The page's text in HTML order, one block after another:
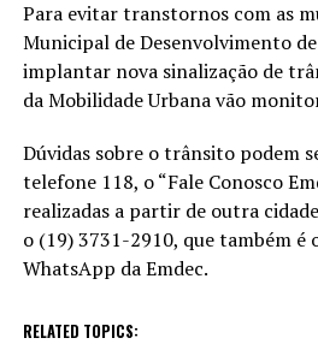
Para evitar transtornos com as
Municipal de Desenvolvimento
implantar nova sinalização de
da Mobilidade Urbana vão
Dúvidas sobre o trânsito podem
telefone 118, o “Fale Conosco
realizadas a partir de outra
o (19) 3731-2910, que também é
WhatsApp da Emdec.
RELATED TOPICS: